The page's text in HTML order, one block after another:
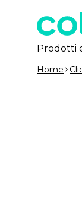
Prodotti
Home